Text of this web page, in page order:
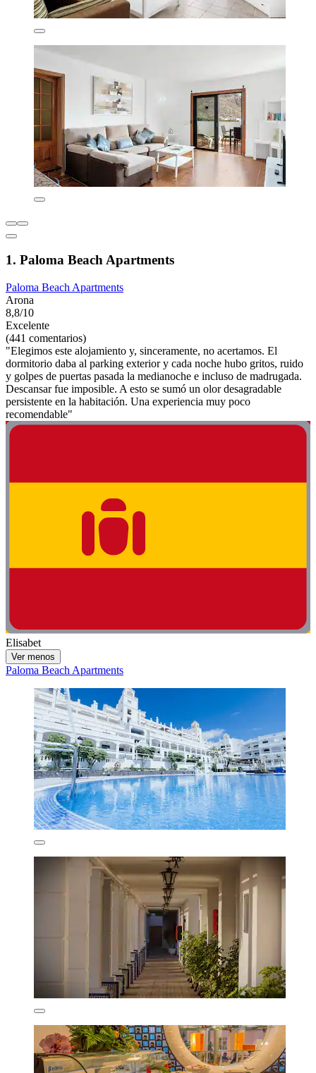
1. Paloma Beach Apartments
Paloma Beach Apartments
Arona
8,8/10
Excelente
(441 comentarios)
"Elegimos este alojamiento y, sinceramente, no acertamos. El
dormitorio daba al parking exterior y cada noche hubo gritos, ruido
y golpes de puertas pasada la medianoche e incluso de madrugada.
Descansar fue imposible. A esto se sumó un olor desagradable
persistente en la habitación. Una experiencia muy poco
recomendable"
Elisabet
Ver menos
Paloma Beach Apartments